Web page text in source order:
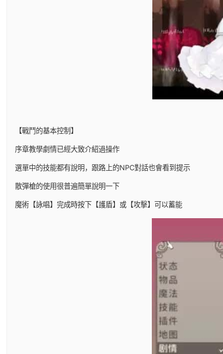
【戰鬥的基本控制】
序章教學劇情已經大致介紹過操作
選單中的技能都有說明，跟路上的NPC對話也會看到提示
散彈槍的使用很普遍簡單說明一下
魔術【詠唱】完成時按下【護盾】或【攻擊】可以蓄能